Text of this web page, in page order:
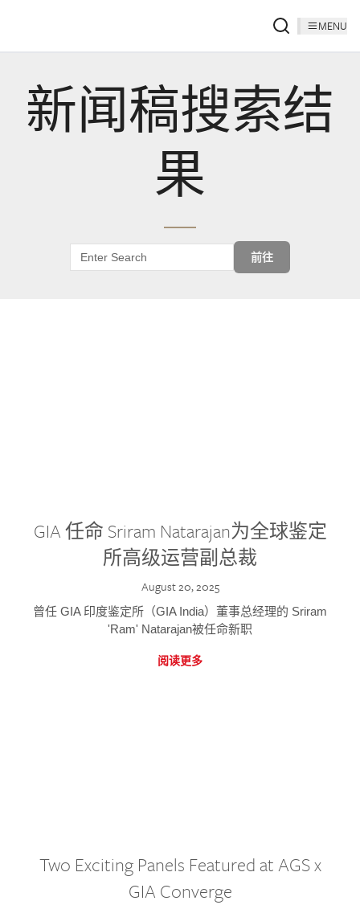
MENU
新闻稿搜索结
果
前往
GIA 任命 Sriram Natarajan为全球鉴定
所高级运营副总裁
August 20, 2025
曾任 GIA 印度鉴定所（GIA India）董事总经理的 Sriram
'Ram' Natarajan被任命新职
阅读更多
Two Exciting Panels Featured at AGS x
GIA Converge